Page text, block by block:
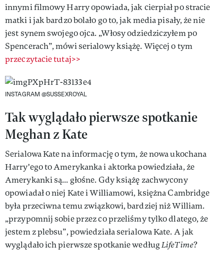
innymi filmowy Harry opowiada, jak cierpiał po stracie
matki i jak bardzo bolało go to, jak media pisały, że nie
jest synem swojego ojca. „Włosy odziedziczyłem po
Spencerach”, mówi serialowy książę. Więcej o tym
przeczytacie tutaj>>
INSTAGRAM @SUSSEXROYAL
Tak wyglądało pierwsze spotkanie
Meghan z Kate
Serialowa Kate na informację o tym, że nowa ukochana
Harry'ego to Amerykanka i aktorka powiedziała, że
Amerykanki są... głośne. Gdy książę zachwycony
opowiadał o niej Kate i Williamowi, księżna Cambridge
była przeciwna temu związkowi, bardziej niż William.
„przypomnij sobie przez co przeliśmy tylko dlatego, że
jestem z plebsu”, powiedziała serialowa Kate. A jak
wyglądało ich pierwsze spotkanie wedługLifeTime?